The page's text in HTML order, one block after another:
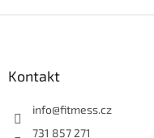
Kontakt
info@fitmess.cz
731 857 271